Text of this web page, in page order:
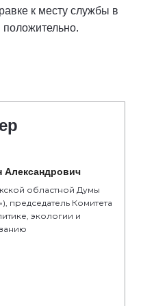
к месту службы в
Александрович
областной Думы
председатель Комитета
экологии и